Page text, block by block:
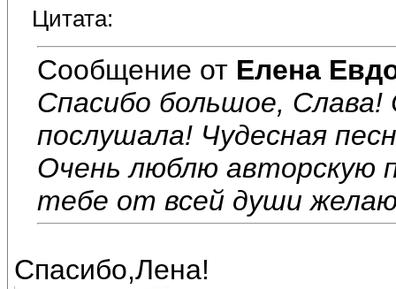
Цитата:
Сообщение от Елена
Спасибо большое,
послушала! Чудесная
Очень люблю авторскую
тебе от всей души
Спасибо,Лена!